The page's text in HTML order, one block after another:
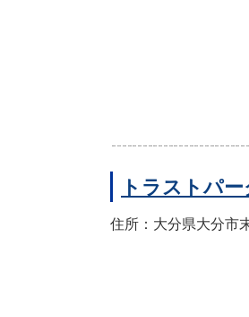
トラストパ
住所：大分県大分市